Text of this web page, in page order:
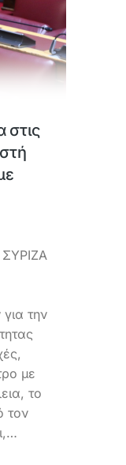
ΣΥΡΙΖΑ
την
με
το
τον